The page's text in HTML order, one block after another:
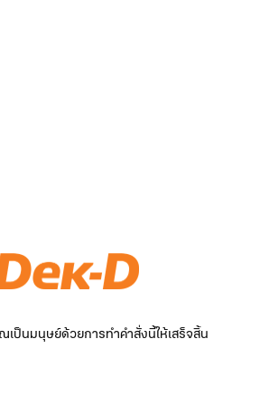
เป็นมนุษย์ด้วยการทำคำสั่งนี้ให้เสร็จสิ้น